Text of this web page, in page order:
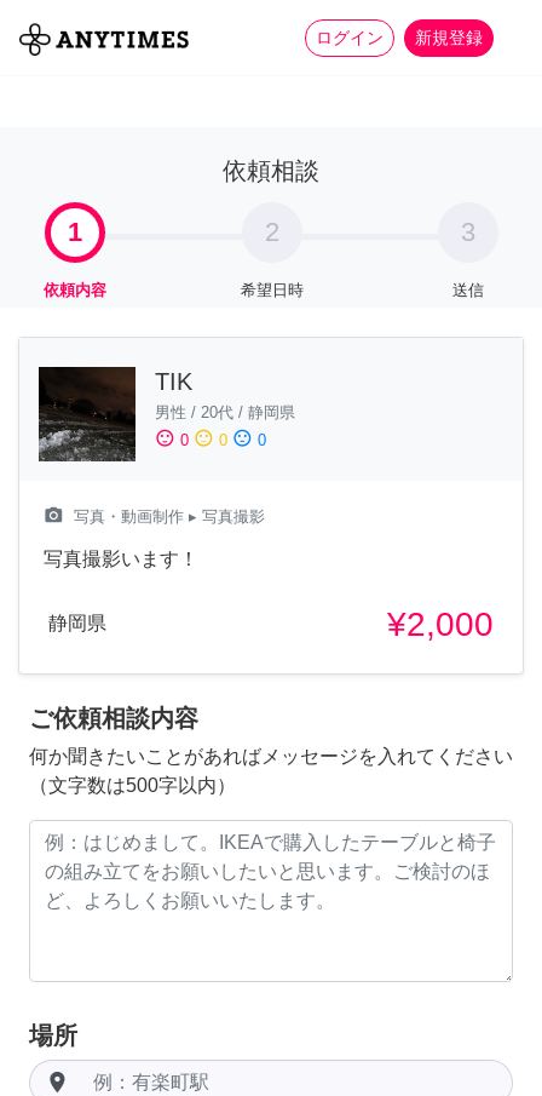
ログイン 新規登録
全て 家事 more_horiz
依頼相談
1
依頼内容
2
希望日時
3
送信
TIK
男性 / 20代 / 静岡県
sentiment_satisfied 0 sentiment_neutral 0 sentiment_dissatisfied 0
camera_alt 写真・動画制作 ▸ 写真撮影
写真撮影います！
静岡県 ¥2,000
ご依頼相談内容
何か聞きたいことがあればメッセージを入れてください
（文字数は500字以内）
場所
room